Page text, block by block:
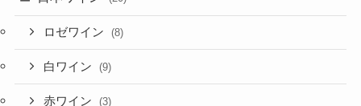
ロゼワイン (8)
白ワイン (9)
赤ワイン (3)